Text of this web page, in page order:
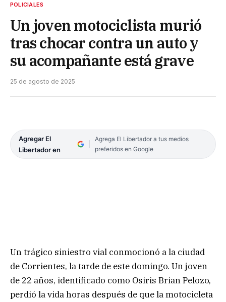
POLICIALES
Un joven motociclista murió
tras chocar contra un auto y
su acompañante está grave
25 de agosto de 2025
Agregar El
Libertador en
Agrega El Libertador a tus medios
preferidos en Google
Un trágico siniestro vial conmocionó a la ciudad
de Corrientes, la tarde de este domingo. Un joven
de 22 años, identificado como Osiris Brian Pelozo,
perdió la vida horas después de que la motocicleta